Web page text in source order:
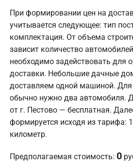
При формировании цен на
учитывается следующее: тип
комплектация. От объема
зависит количество
необходимо задействовать для
доставки. Небольшие дачные
доставляем одной машиной. Для
обычно нужно два автомобиля.
от г. Пестово — бесплатная.
формируется исходя из тарифа:
километр.
Предполагаемая стоимость: 0